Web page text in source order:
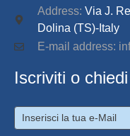
Address: Via J.
Dolina (TS)-Italy
E-mail address:
Iscriviti o